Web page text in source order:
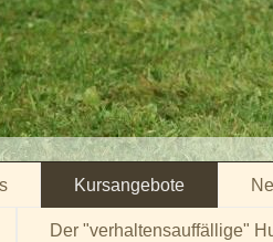
Kursangebote
Der "verhaltensauffällige"